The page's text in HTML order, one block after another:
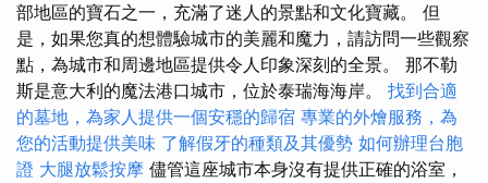
部地區的寶石之一，充滿了迷人的景點和文化寶藏。 但
是，如果您真的想體驗城市的美麗和魔力，請訪問一些觀察
點，為城市和周邊地區提供令人印象深刻的全景。 那不勒
斯是意大利的魔法港口城市，位於泰瑞海海岸。 找到合適
的墓地，為家人提供一個安穩的歸宿 專業的外燴服務，為
您的活動提供美味 了解假牙的種類及其優勢 如何辦理台胞
證 大腿放鬆按摩 儘管這座城市本身沒有提供正確的浴室，